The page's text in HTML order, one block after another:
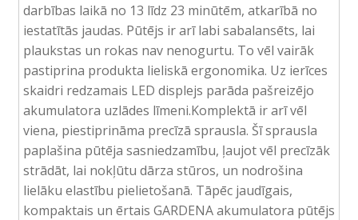
darbības laikā no 13 līdz 23 minūtēm, atkarībā no
iestatītās jaudas. Pūtējs ir arī labi sabalansēts, lai
plaukstas un rokas nav nenogurtu. To vēl vairāk
pastiprina produkta lieliskā ergonomika. Uz ierīces
skaidri redzamais LED displejs parāda pašreizējo
akumulatora uzlādes līmeni.Komplektā ir arī vēl
viena, piestiprināma precīzā sprausla. Šī sprausla
paplašina pūtēja sasniedzamību, ļaujot vēl precīzāk
strādāt, lai nokļūtu dārza stūros, un nodrošina
lielāku elastību pielietošanā. Tāpēc jaudīgais,
kompaktais un ērtais GARDENA akumulatora pūtējs